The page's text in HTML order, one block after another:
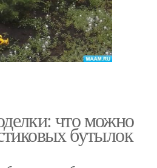
что можно
бутылок